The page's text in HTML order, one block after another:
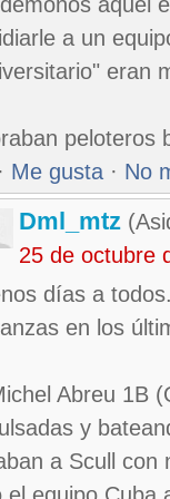
a un
eran
peloteros
· Me gusta · No
Dml_mtz
25 de octubre
días a
en los
Abreu 1B
y
a Scull